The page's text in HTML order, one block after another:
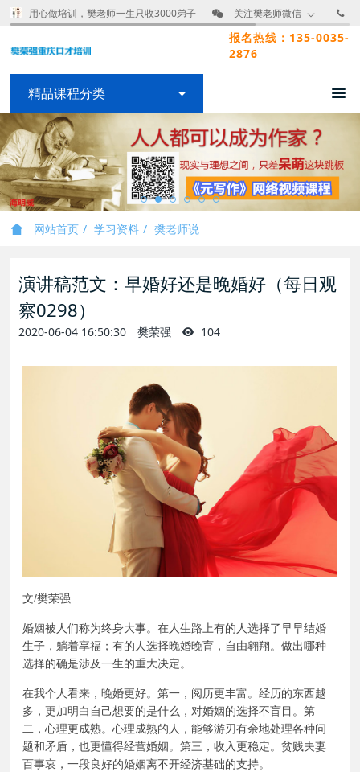
用心做培训，樊老师一生只收3000弟子 关注樊老师微信
报名热线：135-0035-
2876
精品课程分类
网站首页 学习资料 樊老师说
演讲稿范文：早婚好还是晚婚好（每日观
察0298）
2020-06-04 16:50:30 樊荣强 104
文/樊荣强
婚姻被人们称为终身大事。在人生路上有的人选择了早早结婚
生子，躺着享福；有的人选择晚婚晚育，自由翱翔。做出哪种
选择的确是涉及一生的重大决定。
在我个人看来，晚婚更好。第一，阅历更丰富。经历的东西越
多，更加明白自己想要的是什么，对婚姻的选择不盲目。第
二，心理更成熟。心理成熟的人，能够游刃有余地处理各种问
题和矛盾，也更懂得经营婚姻。第三，收入更稳定。贫贱夫妻
百事哀，一段良好的婚姻离不开经济基础的支持。